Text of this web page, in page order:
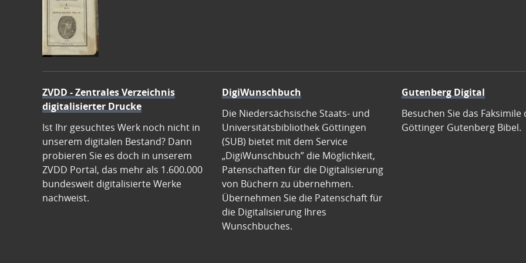
ZVDD - Zentrales Verzeichnis
digitalisierter Drucke
Ist Ihr gesuchtes Werk noch nicht in
unserem digitalen Bestand? Dann
probieren Sie es doch in unserem
ZVDD Portal, das mehr als 1.600.000
bundesweit digitalisierte Werke
nachweist.
DigiWunschbuch
Die Niedersächsische Staats- und
Universitätsbibliothek Göttingen
(SUB) bietet mit dem Service
„DigiWunschbuch” die Möglichkeit,
Patenschaften für die Digitalisierung
von Büchern zu übernehmen.
Übernehmen Sie die Patenschaft für
die Digitalisierung Ihres
Wunschbuches.
Gutenberg Digital
Besuchen Sie das Faksimile
Göttinger Gutenberg Bibel.